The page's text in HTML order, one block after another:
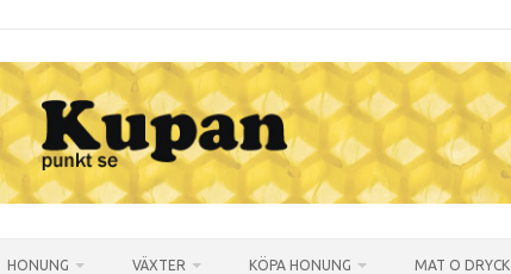
HONUNG VÄXTER KÖPA HONUNG MAT O DRYCK